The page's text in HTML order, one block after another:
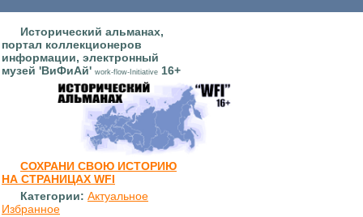
Исторический альманах,
портал коллекционеров
информации, электронный
музей 'ВиФиАй' work-flow-Initiative 16+
СОХРАНИ СВОЮ ИСТОРИЮ
НА СТРАНИЦАХ WFI
Категории: Актуальное
Избранное